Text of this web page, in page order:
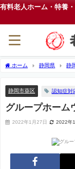
有料老人ホーム・特養
ホーム 静岡県 静
静岡市葵区 認知症対
グループホーム
2022年1月27日 2022年